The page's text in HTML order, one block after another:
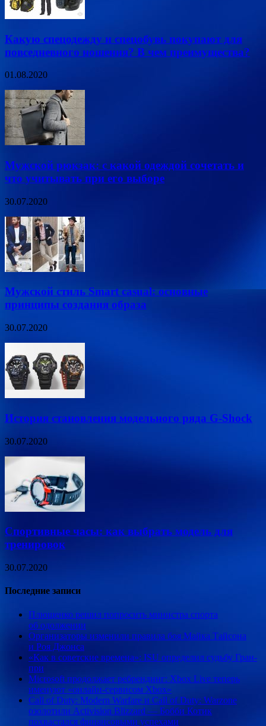
Какую спецодежду и спецобувь покупают для
повседневного ношения? В чем преимущества?
01.08.2020
Мужской рюкзак: с какой одеждой сочетать и
что учитывать при его выборе
30.07.2020
Мужской стиль Smart casual: основные
принципы создания образа
30.07.2020
История становления модельного ряда G-Shock
30.07.2020
Спортивные часы: как выбрать модель для
тренировок
30.07.2020
Последние записи
Плющенко решил попросить министра спорта
об одолжении
Организаторы изменили правила боя Майка Тайсона
и Роя Джонса
«Как в советские времена»: ISU определил судьбу Гран-
при
Microsoft продолжает ребрендинг: Xbox Live теперь
именуют «онлайн-сервисом Xbox»
Call of Duty: Modern Warfare и Call of Duty: Warzone
озолотили Activision Blizzard — Бобби Котик
похвастался финансовыми успехами